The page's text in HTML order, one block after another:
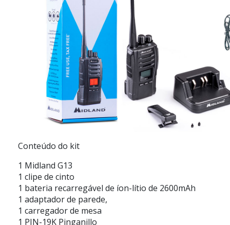
Conteúdo do kit
1 Midland G13
1 clipe de cinto
1 bateria recarregável de íon-lítio de 2600mAh
1 adaptador de parede,
1 carregador de mesa
1 PIN-19K Pinganillo